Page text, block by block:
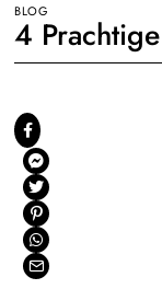
BLOG
4